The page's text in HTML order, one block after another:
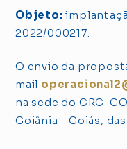
Objeto:
2022/000217.
O envio da
mail
na sede do CRC-
Goiânia – Goiás,